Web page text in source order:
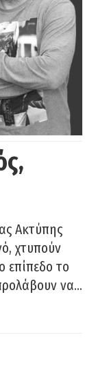
Ακτύπης
χτυπούν
επίπεδο το
να…